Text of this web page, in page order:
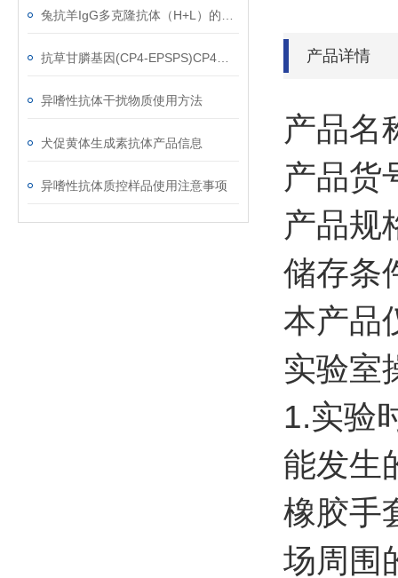
异嗜性抗体干扰物质使用方法
犬促黄体生成素抗体产品信息
异嗜性抗体质控样品使用注意事项
产品详情
产品名
产品货
产品规
储存条
本产品
实验室
1.实验
能发生
橡胶手
场周围